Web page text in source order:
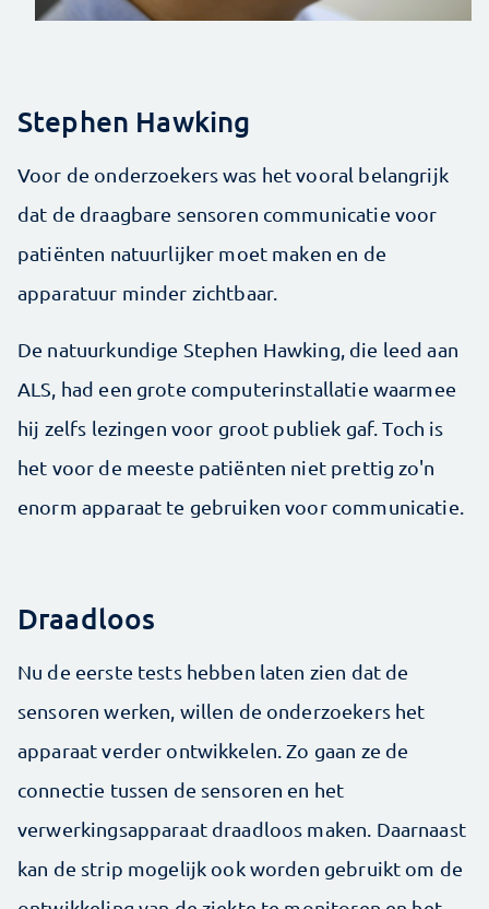
Stephen Hawking
Voor de onderzoekers was het vooral belangrijk
dat de draagbare sensoren communicatie voor
patiënten natuurlijker moet maken en de
apparatuur minder zichtbaar.
De natuurkundige Stephen Hawking, die leed aan
ALS, had een grote computerinstallatie waarmee
hij zelfs lezingen voor groot publiek gaf. Toch is
het voor de meeste patiënten niet prettig zo'n
enorm apparaat te gebruiken voor communicatie.
Draadloos
Nu de eerste tests hebben laten zien dat de
sensoren werken, willen de onderzoekers het
apparaat verder ontwikkelen. Zo gaan ze de
connectie tussen de sensoren en het
verwerkingsapparaat draadloos maken. Daarnaast
kan de strip mogelijk ook worden gebruikt om de